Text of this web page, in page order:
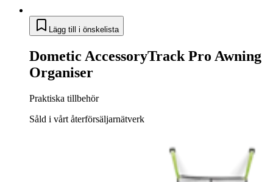
Lägg till i önskelista
Dometic AccessoryTrack Pro Awning
Organiser
Praktiska tillbehör
Såld i vårt återförsäljarnätverk